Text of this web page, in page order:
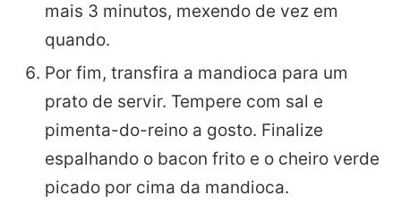
mais 3 minutos, mexendo de vez em
quando.
Por fim, transfira a mandioca para um
prato de servir. Tempere com sal e
pimenta-do-reino a gosto. Finalize
espalhando o bacon frito e o cheiro verde
picado por cima da mandioca.